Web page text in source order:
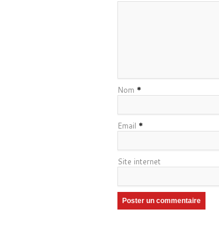
Nom *
Email *
Site internet